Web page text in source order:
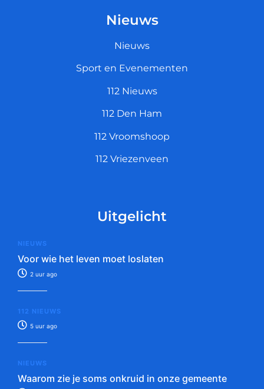
Nieuws
Nieuws
Sport en Evenementen
112 Nieuws
112 Den Ham
112 Vroomshoop
112 Vriezenveen
Uitgelicht
NIEUWS
Voor wie het leven moet loslaten
2 uur ago
112 NIEUWS
5 uur ago
NIEUWS
Waarom zie je soms onkruid in onze gemeente